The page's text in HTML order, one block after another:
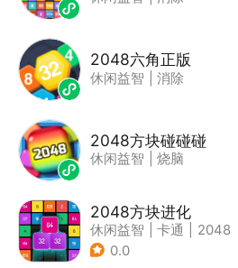
2048六角正版
休闲益智 消除
2048方块碰碰碰
休闲益智 烧脑
2048方块进化
休闲益智 卡通
2048
0.0